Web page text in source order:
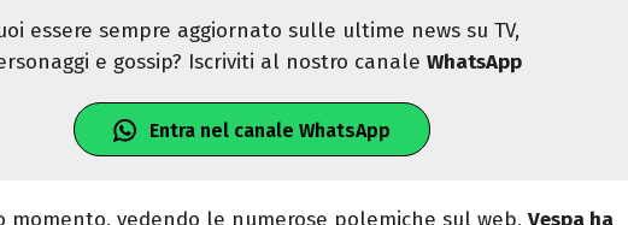
essere sempre aggiornato sulle ultime news su TV,
e gossip? Iscriviti al nostro canaleWhatsApp
Entra nel canale WhatsApp
momento, vedendo le numerose polemiche sul web, Vespa ha